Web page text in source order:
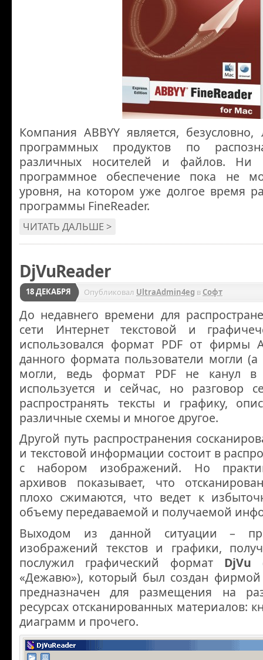
Компания ABBYY является,
программных продуктов по
различных носителей и файлов. Ни
программное обеспечение пока не
уровня, на котором уже долгое время
программы FineReader.
ЧИТАТЬ ДАЛЬШЕ >
DjVuReader
18 ДЕКАБРЯ Опубликовал UltraAdmin4eg в Софт
До недавнего времени для
сети Интернет текстовой и
использовался формат PDF от
данного формата пользователи могли (а
могли, ведь формат PDF не канул в
используется и сейчас, но разговор
распространять тексты и графику,
различные схемы и многое другое.
Другой путь распространения
и текстовой информации состоит в
с набором изображений. Но
архивов показывает, что
плохо сжимаются, что ведет к
объему передаваемой и получаемой
Выходом из данной ситуации –
изображений текстов и графики,
послужил графический формат DjVu
«Дежавю»), который был создан фирмой
предназначен для размещения на
ресурсах отсканированных материалов:
диаграмм и прочего.